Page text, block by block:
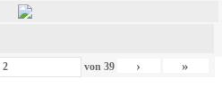
von 39 › »